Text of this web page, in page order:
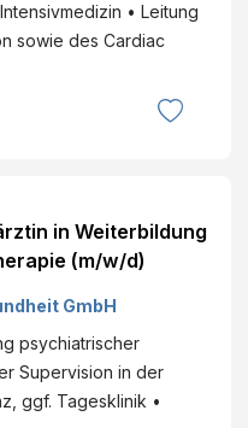
• Leitung
sowie des Cardiac
in Weiterbildung
(m/w/d)
GmbH
psychiatrischer
Supervision in der
ggf. Tagesklinik •